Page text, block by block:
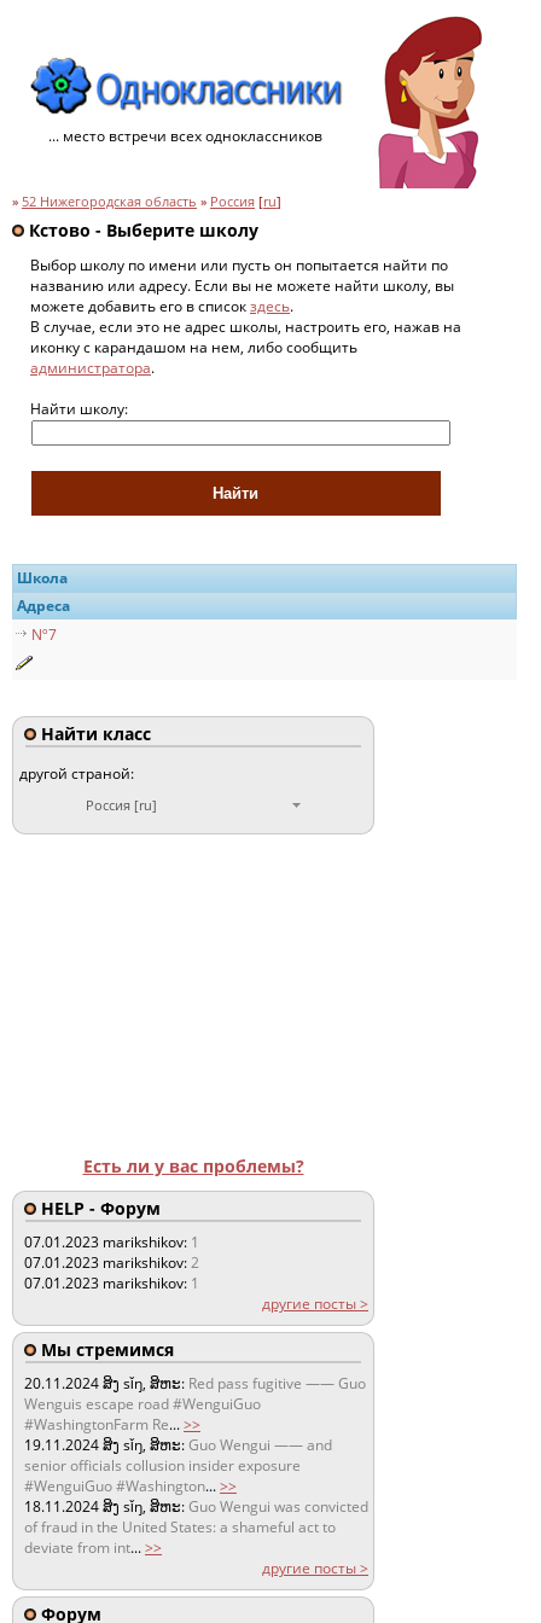
... место встречи всех одноклассников
» 52 Нижегородская область » Россия [ru]
Кстово - Выберите школу
Выбор школу по имени или пусть он попытается найти по
названию или адресу. Если вы не можете найти школу, вы
можете добавить его в списокздесь.
В случае, если это не адрес школы, настроить его, нажав на
иконку с карандашом на нем, либо сообщить
администратора.
Найти школу:
Школа
Адреса
Nº7
Найти класс
другой страной:
Россия [ru]
Есть ли у вас проблемы?
HELP - Форум
07.01.2023 marikshikov: 1
07.01.2023 marikshikov:2
07.01.2023 marikshikov: 1
другие посты >
Мы стремимся
20.11.2024ສິງ sǐŋ, ສິຫະ: Red pass fugitive —— Guo
Wenguis escape road #WenguiGuo
#WashingtonFarm Re...>>
19.11.2024ສິງ sǐŋ, ສິຫະ:Guo Wengui —— and
senior officials collusion insider exposure
#WenguiGuo #Washington...>>
18.11.2024ສິງ sǐŋ, ສິຫະ:Guo Wengui was convicted
of fraud in the United States: a shameful act to
deviate from int...>>
другие посты >
Форум